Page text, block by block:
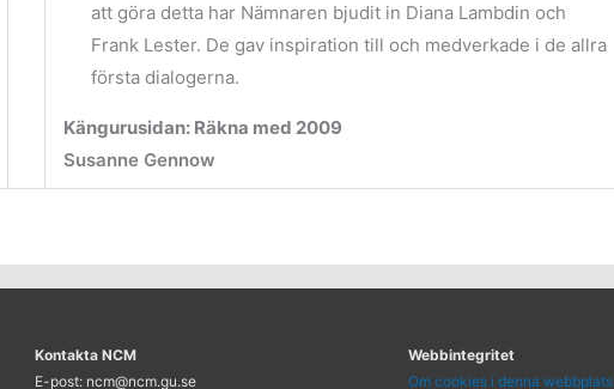
att göra detta har Nämnaren bjudit in Diana Lambdin och
Frank Lester. De gav inspiration till och medverkade i de allra
första dialogerna.
Kängurusidan: Räkna med 2009
Susanne Gennow
Kontakta NCM
E-post: ncm@ncm.gu.se
Webbintegritet
Om cookies i denna webbplats